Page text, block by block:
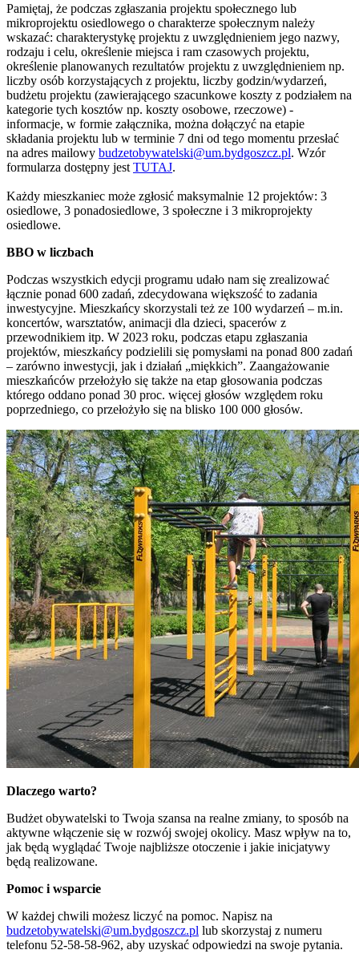
Pamiętaj, że podczas zgłaszania projektu społecznego lub
mikroprojektu osiedlowego o charakterze społecznym należy
wskazać: charakterystykę projektu z uwzględnieniem jego nazwy,
rodzaju i celu, określenie miejsca i ram czasowych projektu,
określenie planowanych rezultatów projektu z uwzględnieniem np.
liczby osób korzystających z projektu, liczby godzin/wydarzeń,
budżetu projektu (zawierającego szacunkowe koszty z podziałem na
kategorie tych kosztów np. koszty osobowe, rzeczowe) -
informacje, w formie załącznika, można dołączyć na etapie
składania projektu lub w terminie 7 dni od tego momentu przesłać
na adres mailowy budzetobywatelski@um.bydgoszcz.pl. Wzór
formularza dostępny jest TUTAJ.
Każdy mieszkaniec może zgłosić maksymalnie 12 projektów: 3
osiedlowe, 3 ponadosiedlowe, 3 społeczne i 3 mikroprojekty
osiedlowe.
BBO w liczbach
Podczas wszystkich edycji programu udało nam się zrealizować
łącznie ponad 600 zadań, zdecydowana większość to zadania
inwestycyjne. Mieszkańcy skorzystali też ze 100 wydarzeń – m.in.
koncertów, warsztatów, animacji dla dzieci, spacerów z
przewodnikiem itp. W 2023 roku, podczas etapu zgłaszania
projektów, mieszkańcy podzielili się pomysłami na ponad 800 zadań
– zarówno inwestycji, jak i działań „miękkich”. Zaangażowanie
mieszkańców przełożyło się także na etap głosowania podczas
którego oddano ponad 30 proc. więcej głosów względem roku
poprzedniego, co przełożyło się na blisko 100 000 głosów.
Dlaczego warto?
Budżet obywatelski to Twoja szansa na realne zmiany, to sposób na
aktywne włączenie się w rozwój swojej okolicy. Masz wpływ na to,
jak będą wyglądać Twoje najbliższe otoczenie i jakie inicjatywy
będą realizowane.
Pomoc i wsparcie
W każdej chwili możesz liczyć na pomoc. Napisz na
budzetobywatelski@um.bydgoszcz.pl lub skorzystaj z numeru
telefonu 52-58-58-962, aby uzyskać odpowiedzi na swoje pytania.